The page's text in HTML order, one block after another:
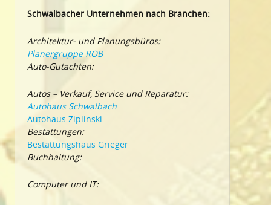
Schwalbacher Unternehmen nach Branchen:
Architektur- und Planungsbüros:
Planergruppe ROB
Auto-Gutachten:
Autos – Verkauf, Service und Reparatur:
Autohaus Schwalbach
Autohaus Ziplinski
Bestattungen:
Bestattungshaus Grieger
Buchhaltung:
Computer und IT: